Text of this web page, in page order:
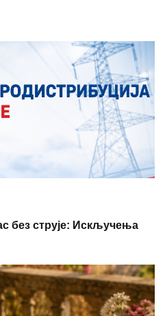
без струје: Искључења